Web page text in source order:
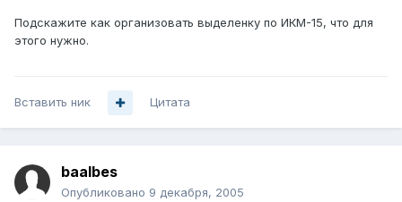
Подскажите как организовать выделенку по ИКМ-15, что для
этого нужно.
Вставить ник Цитата
baalbes
Опубликовано 9 декабря, 2005